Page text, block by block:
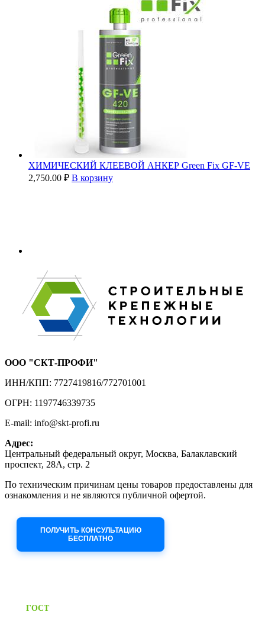
ХИМИЧЕСКИЙ КЛЕЕВОЙ АНКЕР Green Fix GF-VE
2,750.00 ₽ В корзину
ООО "СКТ-ПРОФИ"
ИНН/КПП: 7727419816/772701001
ОГРН: 1197746339735
E-mail: info@skt-profi.ru
Адрес:
Центральный федеральный округ, Москва, Балаклавский
проспект, 28А, стр. 2
По техническим причинам цены товаров предоставлены для
ознакомления и не являются публичной офертой.
ПОЛУЧИТЬ КОНСУЛЬТАЦИЮ
БЕСПЛАТНО
ГОСТПредоставляем паспорт